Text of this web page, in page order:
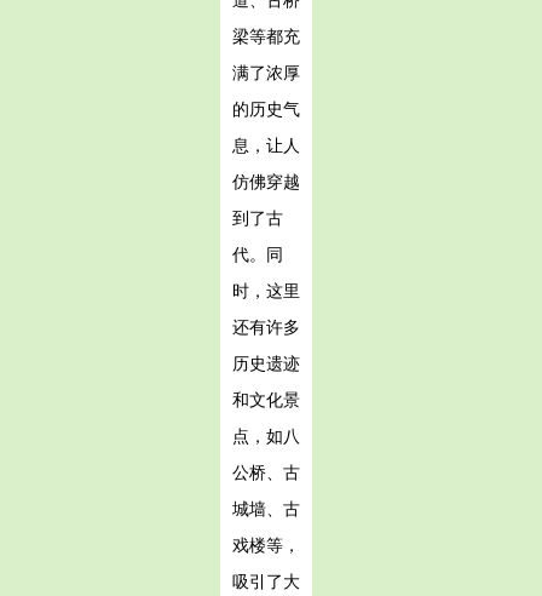
梁等都充
满了浓厚
的历史气
息，让人
仿佛穿越
到了古
代。同
时，这里
还有许多
历史遗迹
和文化景
点，如八
公桥、古
城墙、古
戏楼等，
吸引了大